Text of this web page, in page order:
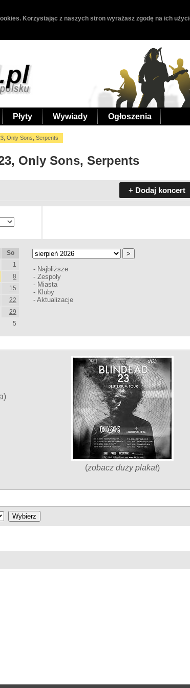
Korzystając z naszych stron wyrażasz zgodę na ich
Płyty Wywiady Ogłoszenia
Only Sons, Serpents
Only Sons, Serpents
+ Dodaj koncert
So
1
8
15
22
29
5
- Najbliższe
- Zespoły
- Miasta
- Kluby
- Aktualizacje
(zobacz duży plakat)